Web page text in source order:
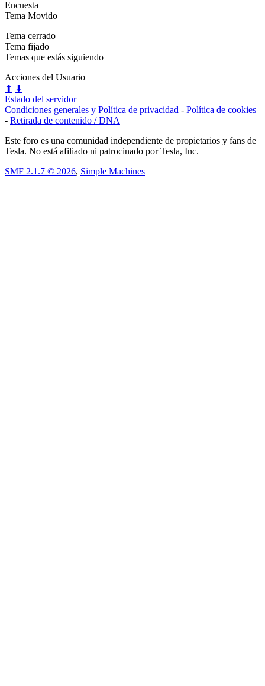
Encuesta
Tema Movido
Tema cerrado
Tema fijado
Temas que estás siguiendo
Acciones del Usuario
⬆ ⬇
Estado del servidor
Condiciones generales y Política de privacidad - Política de cookies
- Retirada de contenido / DNA
Este foro es una comunidad independiente de propietarios y fans de
Tesla. No está afiliado ni patrocinado por Tesla, Inc.
SMF 2.1.7 © 2026, Simple Machines